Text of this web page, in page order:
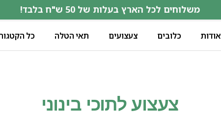
משלוחים לכל הארץ בעלות של 50 ש"ח בלבד!
אודות כלובים צעצועים תאי הטלה כל
צעצוע לתוכי בינוני